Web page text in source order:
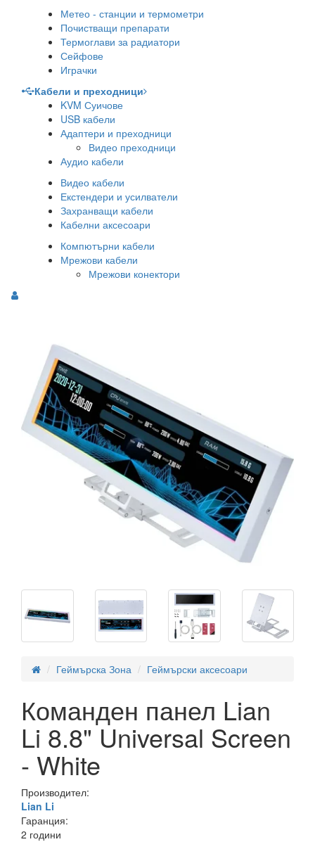
Метео - станции и термометри
Почистващи препарати
Термоглави за радиатори
Сейфове
Играчки
Кабели и преходници
KVM Суичове
USB кабели
Адаптери и преходници
Видео преходници
Аудио кабели
Видео кабели
Екстендери и усилватели
Захранващи кабели
Кабелни аксесоари
Компютърни кабели
Мрежови кабели
Мрежови конектори
Геймърска Зона Геймърски аксесоари
Команден панел Lian
Li 8.8" Universal Screen
- White
Производител:
Lian Li
Гаранция:
2 години